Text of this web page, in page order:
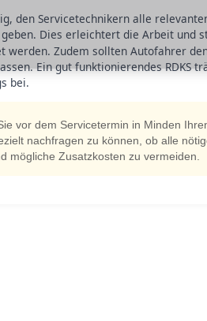
den Servicetechnikern alle
geben. Dies erleichtert die Arbeit und
werden. Zudem sollten Autofahrer
Ein gut funktionierendes RDKS
bei.
vor dem Servicetermin in Minden
nachfragen zu können, ob alle
mögliche Zusatzkosten zu vermeiden.